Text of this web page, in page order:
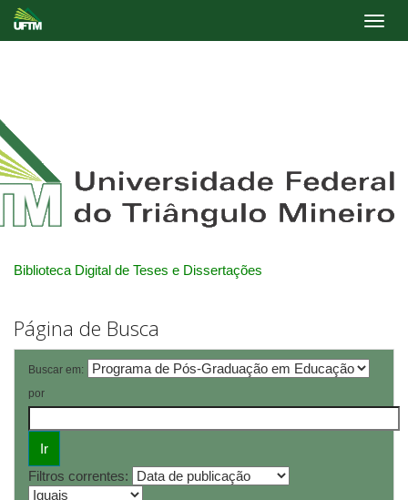
Biblioteca Digital de Teses e Dissertações
Página de Busca
Buscar em:
por
Filtros correntes: